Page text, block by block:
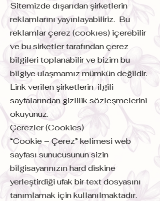
Sitemizde dışarıdan şirketlerin
reklamlarını yayınlayabiliriz. Bu
reklamlar çerez (cookıes) içerebilir
ve bu sirketler tarafından çerez
bilgileri toplanabilir ve bizim bu
bilgiye ulaşmamız mümkün değildir.
Link verilen şirketlerin ilgili
sayfalarından gizlilik sözleşmelerini
okuyunuz.
Çerezler (Cookies)
“Cookie – Çerez” kelimesi web
sayfası sunucusunun sizin
bilgisayarınızın hard diskine
yerleştirdiği ufak bir text dosyasını
tanımlamak için kullanılmaktadır.